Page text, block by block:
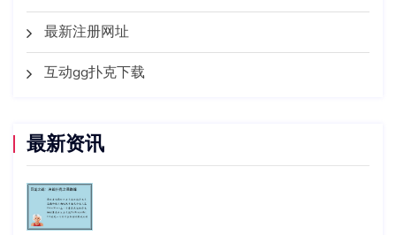
最新注册网址
互动gg扑克下载
最新资讯